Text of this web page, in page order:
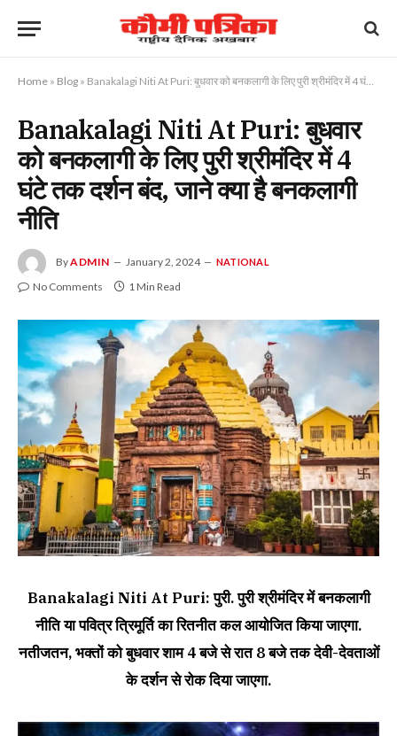
Home » Blog » Banakalagi Niti At Puri: बुधवार को बनकलागी के लिए पुरी श्रीमंदिर में 4 घंटे तक दर्शन बंद, जाने क्या है बनकलागी नीति
Banakalagi Niti At Puri: बुधवार
को बनकलागी के लिए पुरी श्रीमंदिर में 4
घंटे तक दर्शन बंद, जाने क्या है बनकलागी
नीति
ByADMIN January 2, 2024 NATIONAL
No Comments 1 Min Read
Banakalagi Niti At Puri: पुरी. पुरी श्रीमंदिर में बनकलागी
नीति या पवित्र त्रिमूर्ति का रितनीत कल आयोजित किया जाएगा.
नतीजतन, भक्तों को बुधवार शाम 4 बजे से रात 8 बजे तक देवी-देवताओं
के दर्शन से रोक दिया जाएगा.